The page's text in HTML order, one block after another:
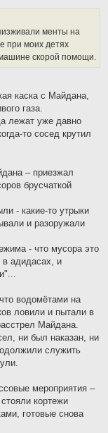
менты на
при моих детях
скорой помощи.
каска с Майдана,
газа.
лежат уже давно
то сосед крутил
– приезжал
брусчаткой
- какие-то утрыки
и разоружали
- что мусора это
в адидасах, и
водомётами на
ловили и пытали в
Майдана.
ни был наказан, ни
служить
мероприятия –
кортежи
готовые снова